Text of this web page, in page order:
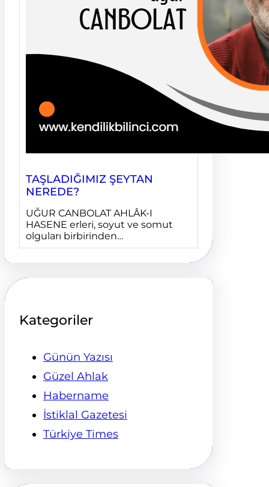
TAŞLADIĞIMIZ ŞEYTAN
NEREDE?
UĞUR CANBOLAT AHLÂK-I
HASENE erleri, soyut ve somut
olguları birbirinden…
Kategoriler
Günün Yazısı
Güzel Ahlak
Habername
İstiklal Gazetesi
Türkiye Times